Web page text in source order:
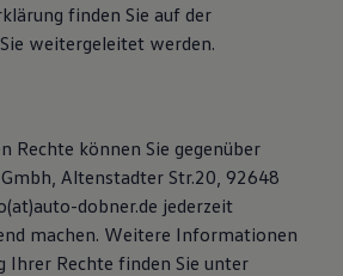
finden Sie auf der
weitergeleitet werden.
Rechte können Sie gegenüber
Altenstadter Str.20, 92648
dobner.de jederzeit
machen. Weitere Informationen
Ihrer Rechte finden Sie unter